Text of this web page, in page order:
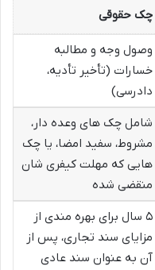
چک حقوقی
وصول وجه و مطالبه
خسارات (تأخیر تأدیه،
دادرسی)
شامل چک های وعده دار،
مشروط، سفید امضا، یا چک
هایی که مهلت کیفری شان
منقضی شده
۵ سال برای بهره مندی از
مزایای سند تجاری، پس از
آن به عنوان سند عادی